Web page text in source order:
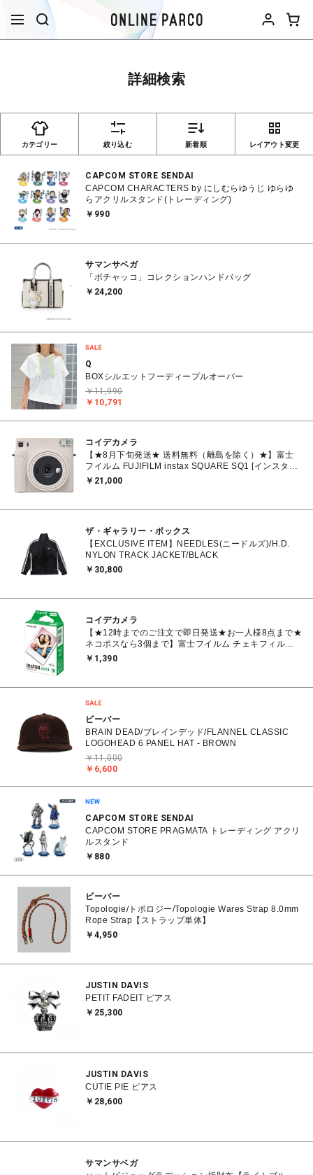
詳細検索
カテゴリー 絞り込む 新着順 レイアウト変更
CAPCOM STORE SENDAI
CAPCOM CHARACTERS by にしむらゆうじ ゆらゆ
らアクリルスタンド(トレーディング)
￥990
サマンサベガ
「ポチャッコ」コレクションハンドバッグ
￥24,200
Q
BOXシルエットフーディープルオーバー
￥10,791
￥11,990
コイデカメラ
【★8月下旬発送★ 送料無料（離島を除く）★】富士
フイルム FUJIFILM instax SQUARE SQ1 [インスタン
トカメラ チェキスクエア チョークホワイト
￥21,000
ザ・ギャラリー・ボックス
【EXCLUSIVE ITEM】NEEDLES(ニードルズ)/H.D.
NYLON TRACK JACKET/BLACK
￥30,800
コイデカメラ
【★12時までのご注文で即日発送★お一人様8点まで★
ネコポスなら3個まで】富士フイルム チェキフィル
ム FUJIFILM INSTAX MINI JP1 [ チェキ instax mini
￥1,390
ビーバー
BRAIN DEAD/ブレインデッド/FLANNEL CLASSIC
LOGOHEAD 6 PANEL HAT - BROWN
￥6,600
￥11,000
CAPCOM STORE SENDAI
CAPCOM STORE PRAGMATA トレーディング アクリ
ルスタンド
￥880
ビーバー
Topologie/トポロジー/Topologie Wares Strap 8.0mm
Rope Strap【ストラップ単体】
￥4,950
JUSTIN DAVIS
PETIT FADEIT ピアス
￥25,300
JUSTIN DAVIS
CUTIE PIE ピアス
￥28,600
サマンサベガ